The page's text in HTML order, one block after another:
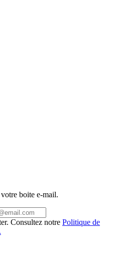
boite e-mail.
Consultez notre Politique de